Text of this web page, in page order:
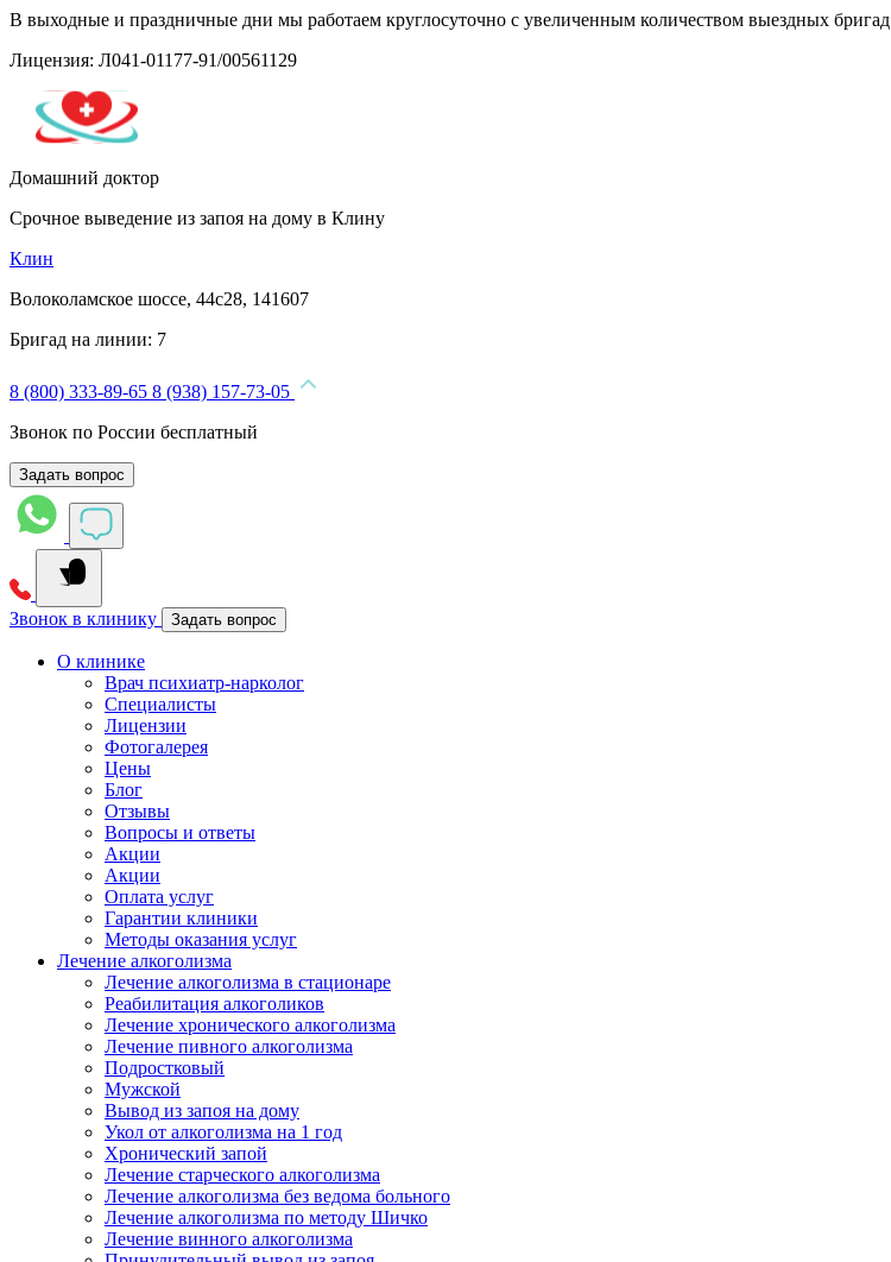
В выходные и праздничные дни мы работаем круглосуточно с увеличенным количеством выездных бригад
Лицензия: Л041-01177-91/00561129
Домашний доктор
Срочное выведение из запоя на дому в Клину
Клин
Волоколамское шоссе, 44с28, 141607
Бригад на линии: 7
8 (800) 333-89-65 8 (938) 157-73-05
Звонок по России бесплатный
Задать вопрос
Звонок в клинику Задать вопрос
О клинике
Врач психиатр-нарколог
Специалисты
Лицензии
Фотогалерея
Цены
Блог
Отзывы
Вопросы и ответы
Акции
Акции
Оплата услуг
Гарантии клиники
Методы оказания услуг
Лечение алкоголизма
Лечение алкоголизма в стационаре
Реабилитация алкоголиков
Лечение хронического алкоголизма
Лечение пивного алкоголизма
Подростковый
Мужской
Вывод из запоя на дому
Укол от алкоголизма на 1 год
Хронический запой
Лечение старческого алкоголизма
Лечение алкоголизма без ведома больного
Лечение алкоголизма по методу Шичко
Лечение винного алкоголизма